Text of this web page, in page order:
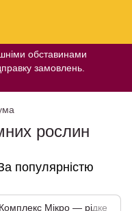
обставинами
замовлень.
рослин
популярністю